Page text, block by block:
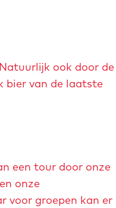
ook door de
bier van de laatste
een tour door onze
onze
voor groepen kan er